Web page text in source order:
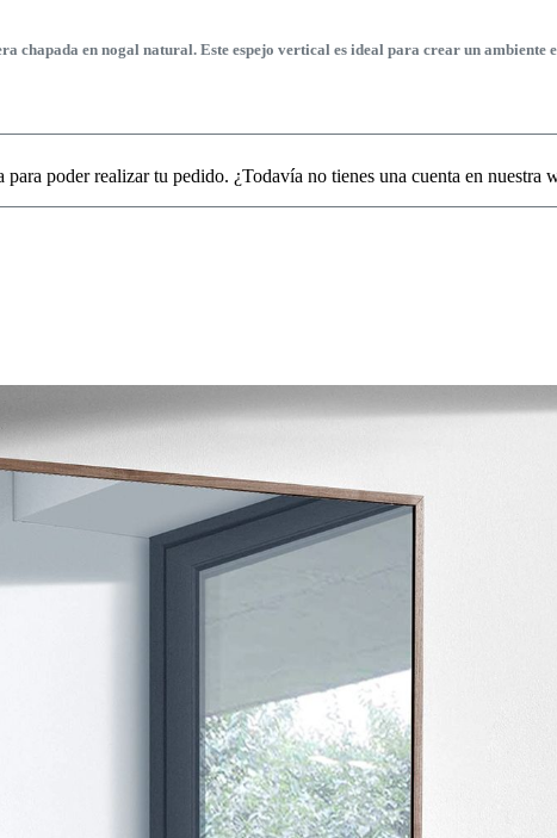
chapada en nogal natural. Este espejo vertical es ideal para crear un
poder realizar tu pedido. ¿Todavía no tienes una cuenta en nuestra